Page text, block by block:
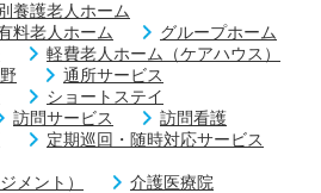
養護老人ホーム
料老人ホーム
グループホーム
軽費老人ホーム（ケアハウス）
通所サービス
ショートステイ
訪問サービス
訪問看護
定期巡回・随時対応サービス
メント）
介護医療院